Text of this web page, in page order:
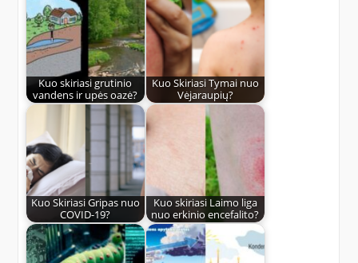
Kuo skiriasi grutinio
vandens ir upės oazė?
Kuo Skiriasi Tymai nuo
Vėjaraupių?
Kuo Skiriasi Gripas nuo
COVID-19?
Kuo skiriasi Laimo liga
nuo erkinio encefalito?